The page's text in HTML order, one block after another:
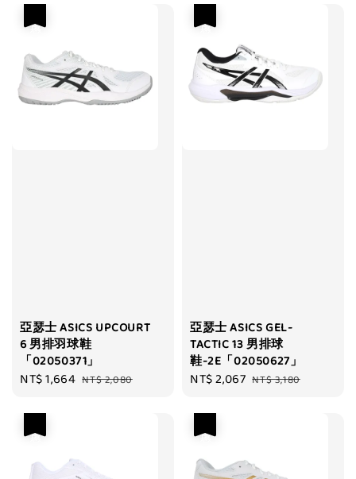
亞瑟士 ASICS UPCOURT
6 男排羽球鞋
「02050371」
Sale
NT$ 1,664 Regular
NT$ 2,080
亞瑟士 ASICS GEL-
TACTIC 13 男排球
鞋-2E「02050627」
Sale
NT$ 2,067 Regular
NT$ 3,180